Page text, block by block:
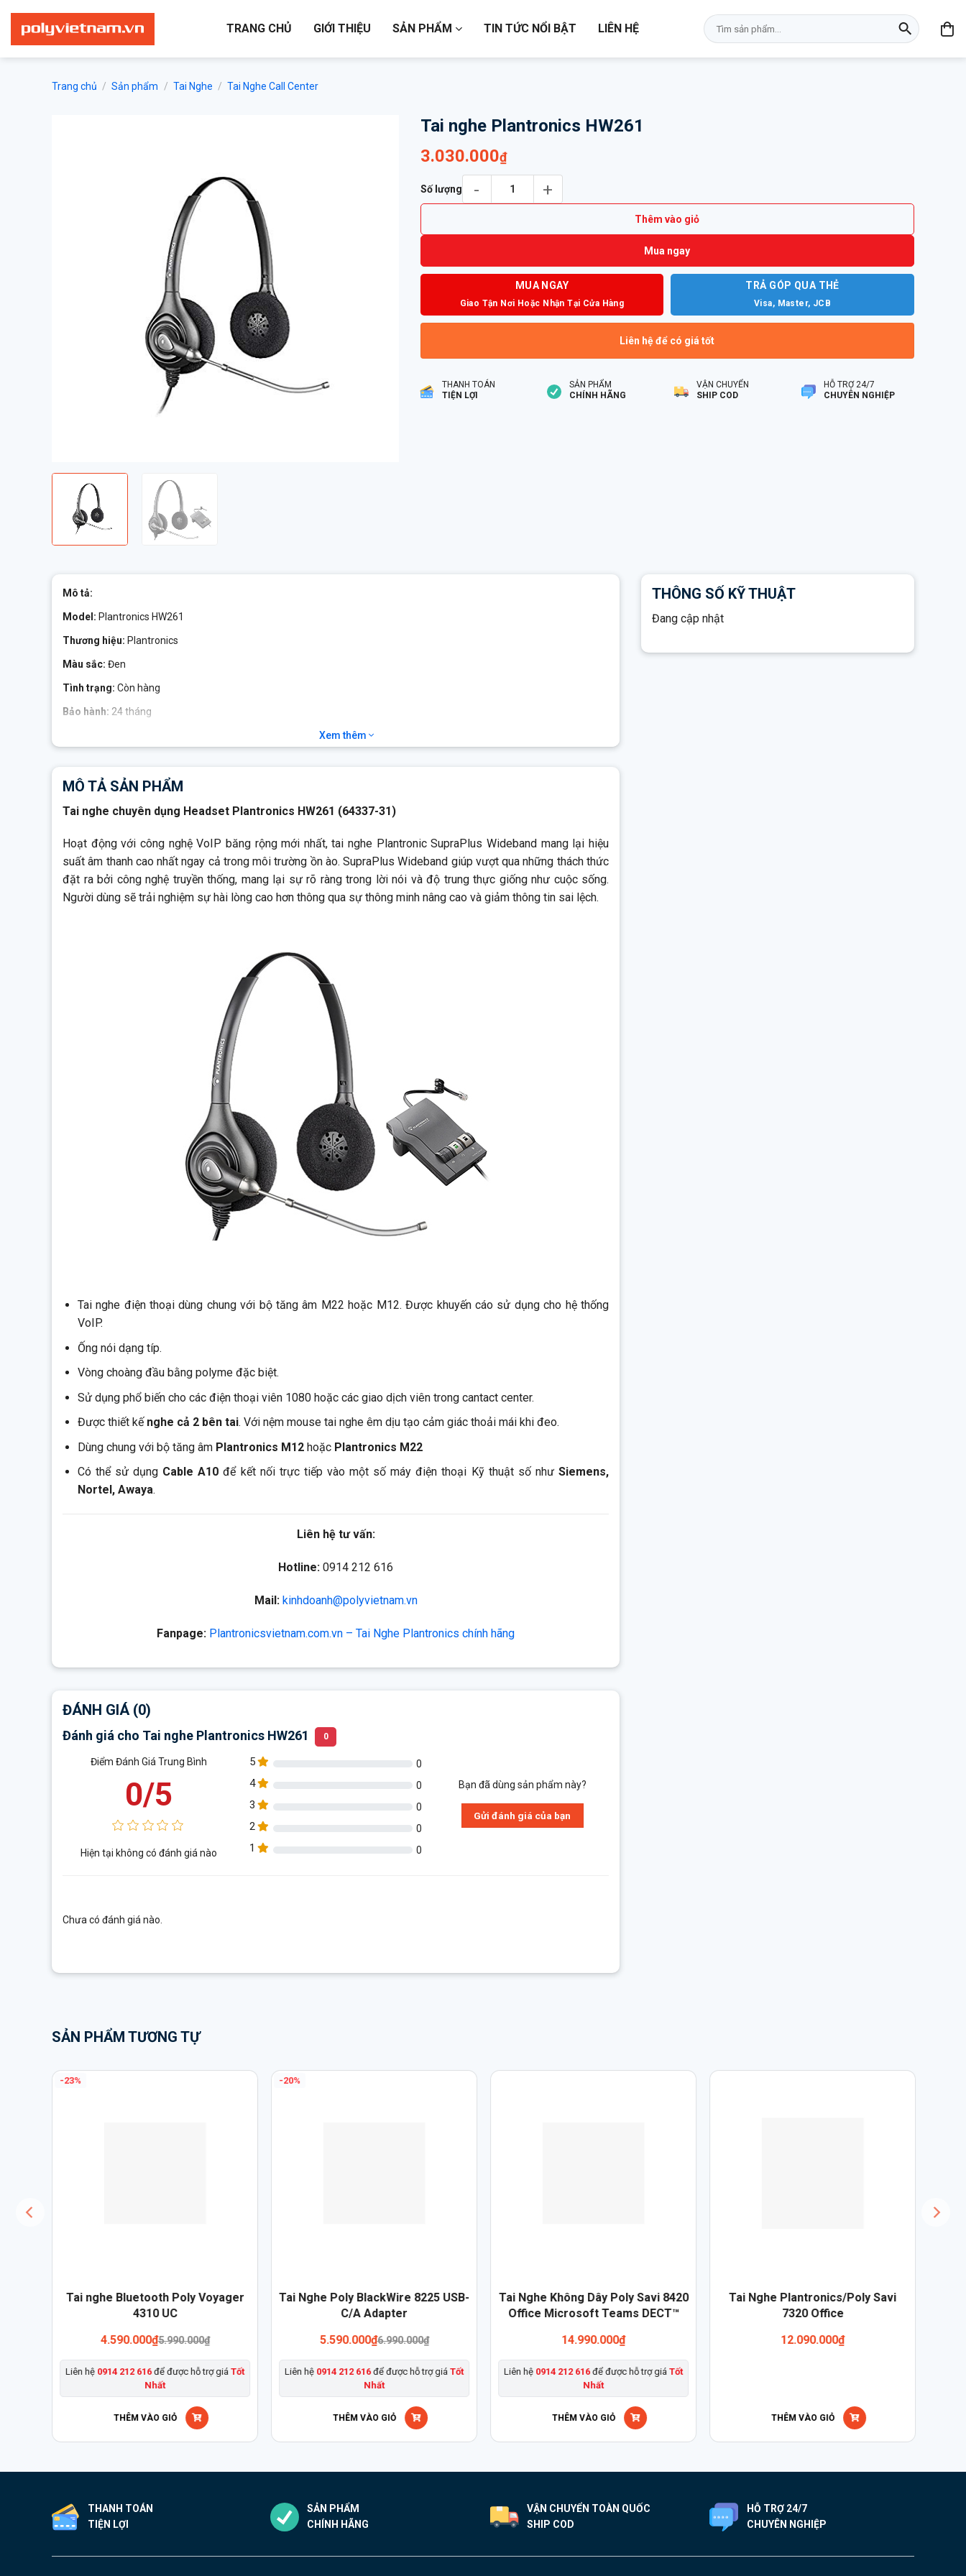
nội
dung
TRANG CHỦ GIỚI THIỆU SẢN PHẨM TIN TỨC NỔI BẬT LIÊN HỆ
Tìm
kiếm:
Trang chủ / Sản phẩm / Tai Nghe / Tai Nghe Call Center
Tai nghe Plantronics HW261
3.030.000₫
Số lượng
Thêm vào giỏ
Mua ngay
MUA NGAY
Giao Tận Nơi Hoặc Nhận Tại Cửa Hàng
TRẢ GÓP QUA THẺ
Visa, Master, JCB
Liên hệ để có giá tốt
THANH TOÁN
TIỆN LỢI
SẢN PHẨM
CHÍNH HÃNG
VẬN CHUYỂN
SHIP COD
HỖ TRỢ 24/7
CHUYÊN NGHIỆP
Mô tả:
Model: Plantronics HW261
Thương hiệu: Plantronics
Màu sắc: Đen
Tình trạng: Còn hàng
Bảo hành: 24 tháng
Hoạt động với công nghệ VoIP băng rộng mới nhất, tai nghe Plantronic SupraPlus Wideband mang lại hiệu suất âm thanh
cao nhất ngay cả trong môi trường ồn ào. SupraPlus Wideband giúp vượt qua những thách thức đặt ra bởi công nghệ
lòng cao hơn thông qua sự thông minh nâng cao và giảm thông tin sai lệch.
Xem thêm
MÔ TẢ SẢN PHẨM
Tai nghe chuyên dụng Headset Plantronics HW261 (64337-31)
Hoạt động với công nghệ VoIP băng rộng mới nhất, tai nghe Plantronic SupraPlus Wideband mang lại hiệu
suất âm thanh cao nhất ngay cả trong môi trường ồn ào. SupraPlus Wideband giúp vượt qua những thách thức
đặt ra bởi công nghệ truyền thống, mang lại sự rõ ràng trong lời nói và độ trung thực giống như cuộc sống.
Người dùng sẽ trải nghiệm sự hài lòng cao hơn thông qua sự thông minh nâng cao và giảm thông tin sai lệch.
Tai nghe điện thoại dùng chung với bộ tăng âm M22 hoặc M12. Được khuyến cáo sử dụng cho hệ thống
VoIP.
Ống nói dạng típ.
Vòng choàng đầu bằng polyme đặc biệt.
Sử dụng phổ biến cho các điện thoại viên 1080 hoặc các giao dịch viên trong cantact center.
Được thiết kế nghe cả 2 bên tai. Với nệm mouse tai nghe êm dịu tạo cảm giác thoải mái khi đeo.
Dùng chung với bộ tăng âm Plantronics M12hoặc Plantronics M22
Có thể sử dụng Cable A10 để kết nối trực tiếp vào một số máy điện thoại Kỹ thuật số nhưSiemens,
Nortel, Awaya.
Liên hệ tư vấn:
Hotline: 0914 212 616
Mail: kinhdoanh@polyvietnam.vn
Fanpage: Plantronicsvietnam.com.vn – Tai Nghe Plantronics chính hãng
ĐÁNH GIÁ (0)
Đánh giá cho Tai nghe Plantronics HW261 0
Điểm Đánh Giá Trung Bình
0/5
Hiện tại không có đánh giá nào
5 0
4 0
3 0
2 0
1 0
Bạn đã dùng sản phẩm này?
Gửi đánh giá của bạn
Chưa có đánh giá nào.
THÔNG SỐ KỸ THUẬT
Đang cập nhật
SẢN PHẨM TƯƠNG TỰ
-23%
Tai nghe Bluetooth Poly Voyager
4310 UC
4.590.000₫5.990.000₫
Liên hệ 0914 212 616để được hỗ trợ giá Tốt
Nhất
THÊM VÀO GIỎ
Sản
nhiều
thể.
có
được
chọn
-20%
Tai Nghe Poly BlackWire 8225 USB-
C/A Adapter
5.590.000₫6.990.000₫
Liên hệ 0914 212 616để được hỗ trợ giá Tốt
Nhất
THÊM VÀO GIỎ
Sản
nhiều
thể.
có
được
chọn
Tai Nghe Không Dây Poly Savi 8420
Office Microsoft Teams DECT™
14.990.000₫
Liên hệ 0914 212 616để được hỗ trợ giá Tốt
Nhất
THÊM VÀO GIỎ
Tai Nghe Plantronics/Poly Savi
7320 Office
12.090.000₫
THÊM VÀO GIỎ
THANH TOÁN
TIỆN LỢI
SẢN PHẨM
CHÍNH HÃNG
VẬN CHUYỂN TOÀN QUỐC
SHIP COD
HỖ TRỢ 24/7
CHUYÊN NGHIỆP